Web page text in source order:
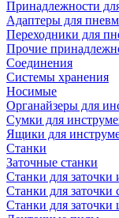
Принадлежности
Адаптеры для
Переходники для
Прочие
Соединения
Системы хранения
Носимые
Органайзеры для
Сумки для
Ящики для
Станки
Заточные станки
Станки для заточки
Станки для заточки
Станки для заточки